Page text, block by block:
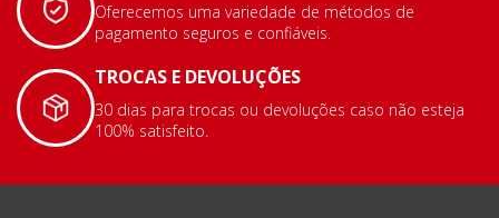
Oferecemos uma variedade de métodos de
pagamento seguros e confiáveis.
TROCAS E DEVOLUÇÕES
30 dias para trocas ou devoluções caso não esteja
100% satisfeito.